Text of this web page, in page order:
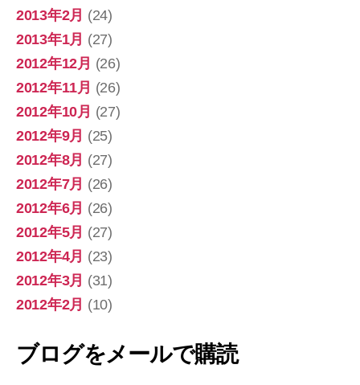
2013年2月 (24)
2013年1月 (27)
2012年12月 (26)
2012年11月 (26)
2012年10月 (27)
2012年9月 (25)
2012年8月 (27)
2012年7月 (26)
2012年6月 (26)
2012年5月 (27)
2012年4月 (23)
2012年3月 (31)
2012年2月 (10)
ブログをメールで購読